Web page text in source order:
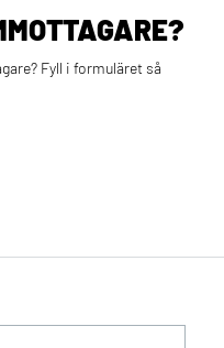
Fyll i formuläret så